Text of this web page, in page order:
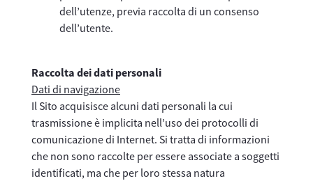
dell’utenze, previa raccolta di un consenso
dell’utente.
Raccolta dei dati personali
Dati di navigazione
Il Sito acquisisce alcuni dati personali la cui
trasmissione è implicita nell’uso dei protocolli di
comunicazione di Internet. Si tratta di informazioni
che non sono raccolte per essere associate a soggetti
identificati, ma che per loro stessa natura